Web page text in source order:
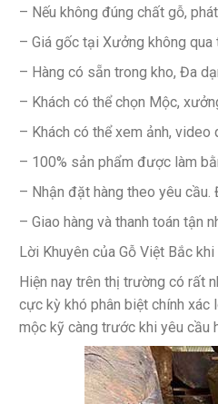
– Nếu không đúng chất gỗ,
– Giá gốc tại Xưởng không
– Hàng có sẵn trong kho, Đa
– Khách có thể chọn Mộc,
– Khách có thể xem ảnh,
– 100% sản phẩm được làm
– Nhận đặt hàng theo yêu
– Giao hàng và thanh toán tận
Lời Khuyên của Gỗ Việt Bắc
Hiện nay trên thị trường có rất
cực kỳ khó phân biệt chính xác
mộc kỹ càng trước khi yêu cầu